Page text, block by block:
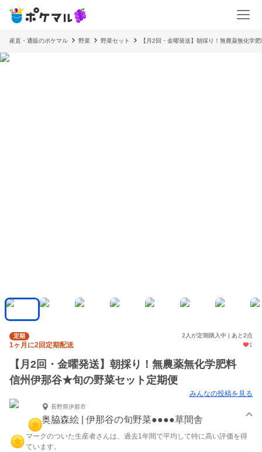
産直・通販のポケマル 野菜 野菜セット 【月2回・金曜発送】朝採り！無農薬無化
定期 2人が定期購入中 | あと2点
1ヶ月に2回定期配送 1
【月2回・金曜発送】朝採り！無農薬無化学肥料
信州伊那谷★旬の野菜セット定期便
みんなの投稿を見る
長野県伊那市
奥脇森絵 | 伊那谷の旬野菜●●●●草間舎
マークのついた生産者さんは、過去1年間で平均して特に高い評価を得
ています。